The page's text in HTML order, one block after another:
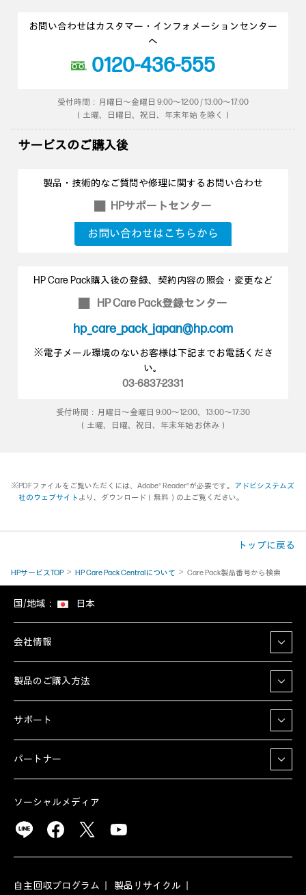
お問い合わせはカスタマー・インフォメーションセンター
へ
0120-436-555
受付時間：月曜日～金曜日 9:00～12:00 / 13:00～17:00
（土曜、日曜日、祝日、年末年始 を除く）
サービスのご購入後
製品・技術的なご質問や修理に関するお問い合わせ
HPサポートセンター
お問い合わせはこちらから
HP Care Pack購入後の登録、契約内容の照会・変更など
HP Care Pack登録センター
hp_care_pack_japan@hp.com
※電子メール環境のないお客様は下記までお電話くださ
い。
03-6837-2331
受付時間：月曜日～金曜日 9:00～12:00、13:00～17:30
（土曜、日曜、祝日、年末年始 お休み）
※PDFファイルをご覧いただくには、Adobe® Reader®が必要です。 アドビシステムズ
社のウェブサイト より、ダウンロード（無料）の上ご覧ください。
トップに戻る
HPサービスTOP HP Care Pack Centralについて Care Pack製品番号から検索
国/地域： 日本
会社情報
製品のご購入方法
サポート
パートナー
ソーシャルメディア
自主回収プログラム 製品リサイクル